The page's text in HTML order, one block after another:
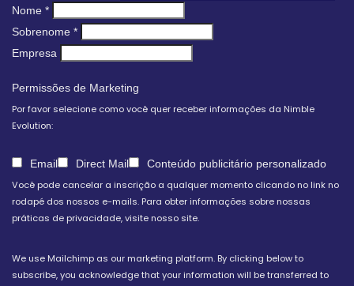
Nome *
Sobrenome *
Empresa
Permissões de Marketing
Por favor selecione como você quer receber informações da Nimble
Evolution:
Email Direct Mail
Conteúdo publicitário personalizado
Você pode cancelar a inscrição a qualquer momento clicando no link no
rodapé dos nossos e-mails. Para obter informações sobre nossas
práticas de privacidade, visite nosso site.
We use Mailchimp as our marketing platform. By clicking below to
subscribe, you acknowledge that your information will be transferred to